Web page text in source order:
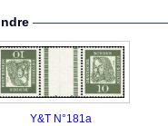
Y&T N°181a